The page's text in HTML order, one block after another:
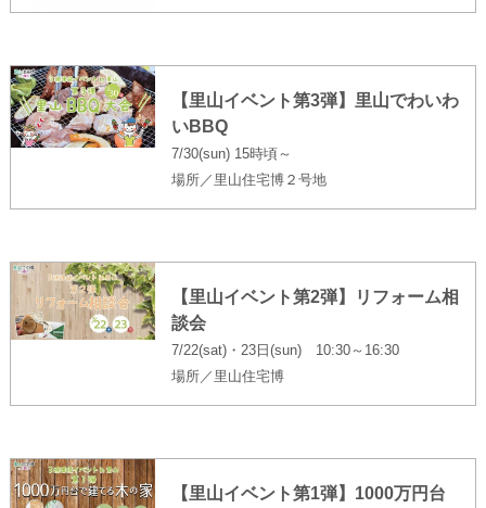
【里山イベント第3弾】里山でわいわ
いBBQ
7/30(sun) 15時頃～
場所／里山住宅博２号地
【里山イベント第2弾】リフォーム相
談会
7/22(sat)・23日(sun) 10:30～16:30
場所／里山住宅博
【里山イベント第1弾】1000万円台